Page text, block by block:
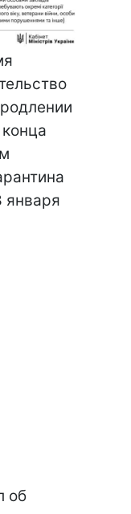
января
об